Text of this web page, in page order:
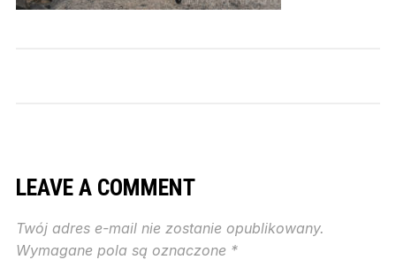
LEAVE A COMMENT
Twój adres e-mail nie zostanie opublikowany.
Wymagane pola są oznaczone *